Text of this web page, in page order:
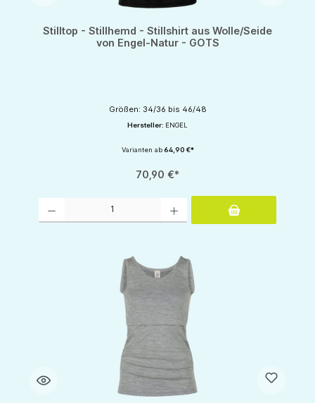
Stilltop - Stillhemd - Stillshirt aus Wolle/Seide
von Engel-Natur - GOTS
Größen: 34/36 bis 46/48
Hersteller: ENGEL
Varianten ab64,90 €*
70,90 €*